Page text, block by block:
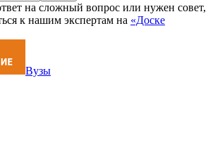
на сложный вопрос или нужен совет,
к нашим экспертам на «Доске
Вузы